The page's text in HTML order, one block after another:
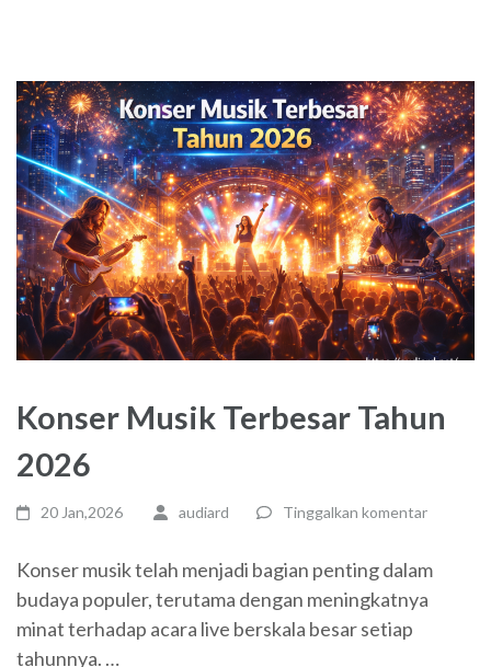
Konser Musik Terbesar Tahun
2026
20 Jan,2026 audiard Tinggalkan komentar
Konser musik telah menjadi bagian penting dalam
budaya populer, terutama dengan meningkatnya
minat terhadap acara live berskala besar setiap
tahunnya. …